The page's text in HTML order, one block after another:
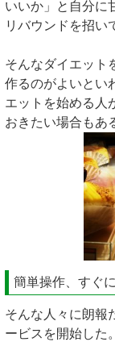
いいか」と自分に
リバウンドを招い
そんなダイエット
作るのがよいとい
エットを始める人
おきたい場合もあ
簡単操作、すぐ
そんな人々に朗報
ービスを開始した